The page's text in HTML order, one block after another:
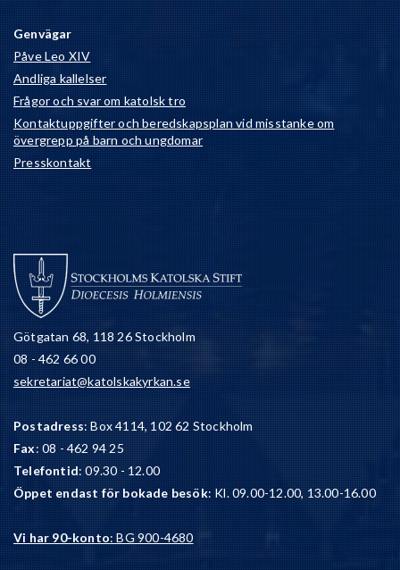
Genvägar
Påve Leo XIV
Andliga kallelser
Frågor och svar om katolsk tro
Kontaktuppgifter och beredskapsplan vid misstanke om
övergrepp på barn och ungdomar
Presskontakt
Götgatan 68, 118 26 Stockholm
08 - 462 66 00
sekretariat@katolskakyrkan.se
Postadress: Box 4114, 102 62 Stockholm
Fax: 08 - 462 94 25
Telefontid: 09.30 - 12.00
Öppet endast för bokade besök: Kl. 09.00-12.00, 13.00-16.00
Vi har 90-konto: BG 900-4680